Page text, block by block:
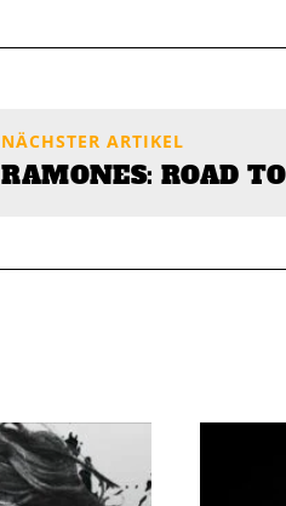
NÄCHSTER ARTIKEL
RAMONES: ROAD